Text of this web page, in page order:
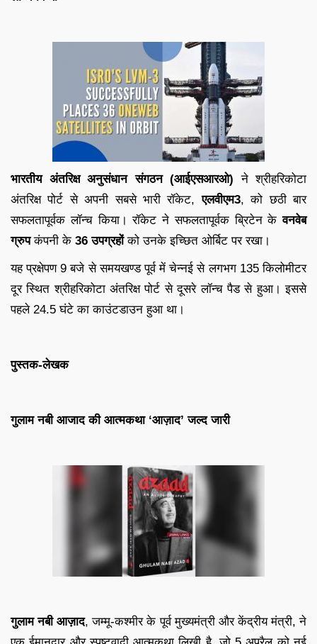
भारतीय अंतरिक्ष अनुसंधान संगठन (आईएसआरओ) ने श्रीहरिकोटा
अंतरिक्ष पोर्ट से अपनी सबसे भारी रॉकेट,एलवीएम3, को छठी बार
सफलतापूर्वक लॉन्च किया। रॉकेट ने सफलतापूर्वक ब्रिटेन केवनवेब
ग्रुपकंपनी के 36 उपग्रहोंको उनके इच्छित ओर्बिट पर रखा।
यह प्रक्षेपण 9 बजे से समयखण्ड पूर्व में चेन्नई से लगभग 135 किलोमीटर
दूर स्थित श्रीहरिकोटा अंतरिक्ष पोर्ट से दूसरे लॉन्च पैड से हुआ। इससे
पहले 24.5 घंटे का काउंटडाउन हुआ था।
पुस्तक-लेखक
गुलाम नबी आजाद की आत्मकथा ‘आज़ाद’ जल्द जारी
गुलाम नबी आज़ाद, जम्मू-कश्मीर के पूर्व मुख्यमंत्री और केंद्रीय मंत्री, ने